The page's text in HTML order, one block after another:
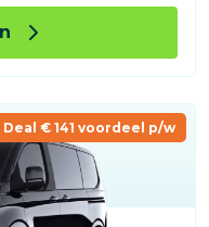
€ 141 voordeel p/w